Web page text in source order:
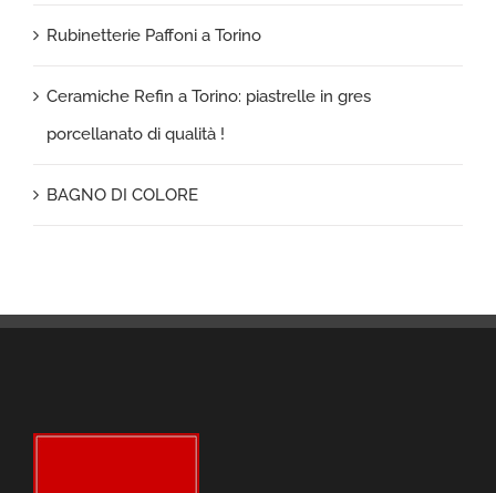
Rubinetterie Paffoni a Torino
Ceramiche Refin a Torino: piastrelle in gres
porcellanato di qualità !
BAGNO DI COLORE